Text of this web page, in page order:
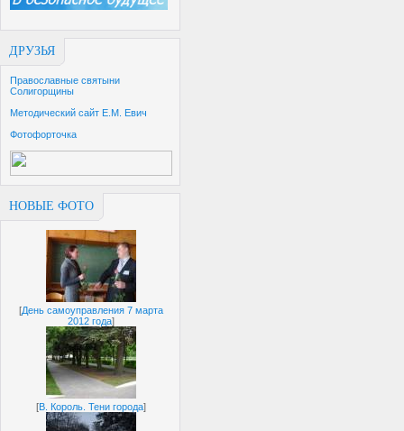
ДРУЗЬЯ
Православные святыни
Солигорщины
Методический сайт Е.М. Евич
Фотофорточка
НОВЫЕ ФОТО
[День самоуправления 7 марта
2012 года]
[В. Король. Тени города]